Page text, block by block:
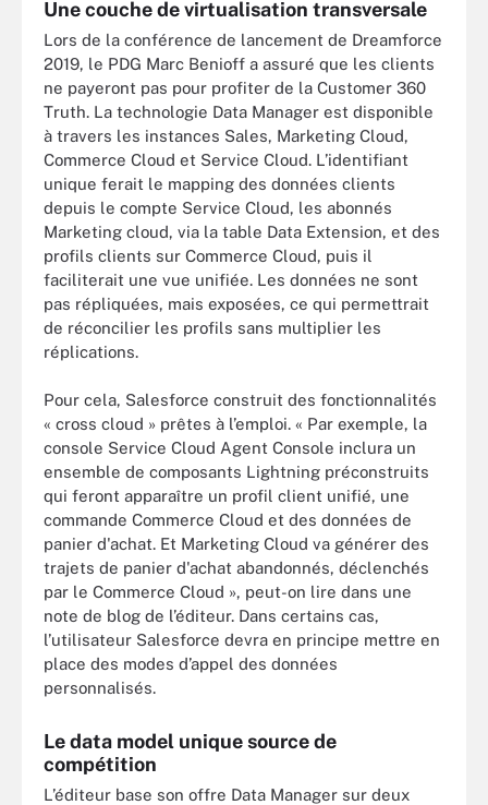
Une couche de virtualisation transversale
Lors de la conférence de lancement de Dreamforce
2019, le PDG Marc Benioff a assuré que les clients
ne payeront pas pour profiter de la Customer 360
Truth. La technologie Data Manager est disponible
à travers les instances Sales, Marketing Cloud,
Commerce Cloud et Service Cloud. L’identifiant
unique ferait le mapping des données clients
depuis le compte Service Cloud, les abonnés
Marketing cloud, via la table Data Extension, et des
profils clients sur Commerce Cloud, puis il
faciliterait une vue unifiée. Les données ne sont
pas répliquées, mais exposées, ce qui permettrait
de réconcilier les profils sans multiplier les
réplications.
Pour cela, Salesforce construit des fonctionnalités
« cross cloud » prêtes à l’emploi. « Par exemple, la
console Service Cloud Agent Console inclura un
ensemble de composants Lightning préconstruits
qui feront apparaître un profil client unifié, une
commande Commerce Cloud et des données de
panier d'achat. Et Marketing Cloud va générer des
trajets de panier d'achat abandonnés, déclenchés
par le Commerce Cloud », peut-on lire dans une
note de blog de l’éditeur. Dans certains cas,
l’utilisateur Salesforce devra en principe mettre en
place des modes d’appel des données
personnalisés.
Le data model unique source de
compétition
L’éditeur base son offre Data Manager sur deux